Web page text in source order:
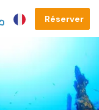
Réserver